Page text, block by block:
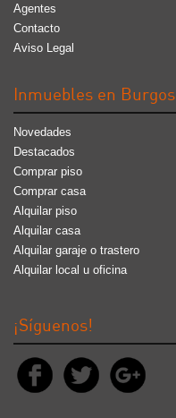
Agentes
Contacto
Aviso Legal
Inmuebles en Burgos
Novedades
Destacados
Comprar piso
Comprar casa
Alquilar piso
Alquilar casa
Alquilar garaje o trastero
Alquilar local u oficina
¡Síguenos!